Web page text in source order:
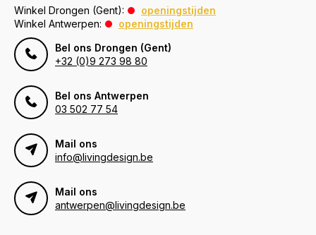
Winkel Drongen (Gent):
openingstijden
Winkel Antwerpen:
openingstijden
Bel ons Drongen (Gent)
+32 (0)9 273 98 80
Bel ons Antwerpen
03 502 77 54
Mail ons
info@livingdesign.be
Mail ons
antwerpen@livingdesign.be